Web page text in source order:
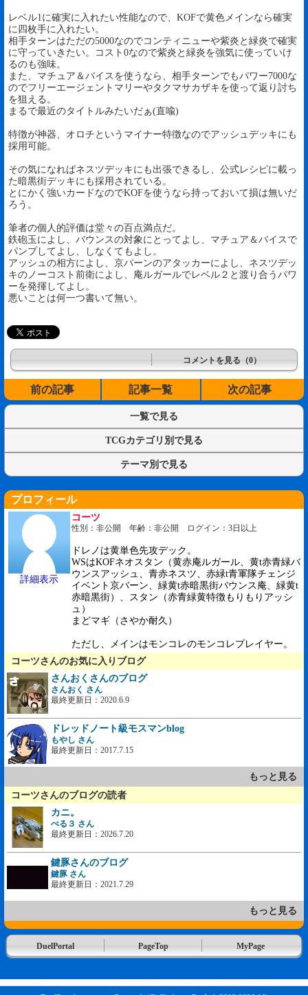
レベル1に確実に入れたい性能なので、KOFで黄色メインなら確実
に四枚手に入れたい。
相手ターンはただの5000なのでコンティニューや紫炎と緑炎で確実
に守っていきたい。コスト0なので紫炎と緑炎を強気に使っていけ
るのも強味。
また、マチュア＆バイスを使うなら、相手ターンでもパワー7000な
のでフリーエージェントマリーやタクマサカザキを使って返り討ち
を狙える。
まるで最近のタイトルみたいだぁ(直喩)
特徴が神器、オロチというマイナー特徴なのでアッシュデッキにも
採用可能。
その気になればネスツデッキにも出張できるし、公式レシピに載っ
た暗黒街デッキにも採用されている。
とにかく強いカードなのでKOFを使うなら持っておいて損は無いだ
ろう。
筆者の個人的評価は堂々の百点満点だ。
鉄砲玉によし、バウンスの対象にとってよし、マチュア＆バイスで
パンプしてよし、しなくてもよし。
アッシュの相方によし、京バーンのアタッカーによし、ネスツデッ
キのノーコスト前衛によし、庵ルガールでレベル２と渡り合うパワ
ーを発揮してよし。
悪いことは何一つ書いて無い。
コメントを見る（0）
前の記事 記事一覧 次の記事
一覧で見る
TCGカテゴリ別で見る
テーマ別で見る
プロフィール
詳細表示
コーツ
性別：非公開 年齢：非公開 ログイン：3日以上
ドレノは黄単色先攻デック。
WSはKOFネオスタン（黄赤庵ルガール、黄t赤青緑バ
ウンスアッシュ、青赤ネスツ、赤緑t青軍隊チェンジ
イベント京バーン、緑黄t赤暗黒街バウンス庵、緑黄t
赤暗黒街）、スタン（赤青緑黄特徴もりもりアッシ
ュ）
まどマギ（さやか耐久）
ただし、メインはモンコレのモンコレプレイヤー。
コーツさんのお気に入りブログ
さんおくさんのブログ
さんおく さん
最終更新日：2020.6.9
ドレッドノート級モスマンblog
もやし さん
最終更新日：2017.7.15
もっと見る
コーツさんのブログの読者
カニ。
ぺる３ さん
最終更新日：2026.7.20
鍵豚さんのブログ
鍵豚 さん
最終更新日：2021.7.29
もっと見る
DuelPortal PageTop MyPage